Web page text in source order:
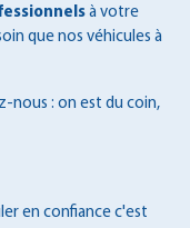
à votre
que nos véhicules à
nous : on est du coin,
en confiance c'est